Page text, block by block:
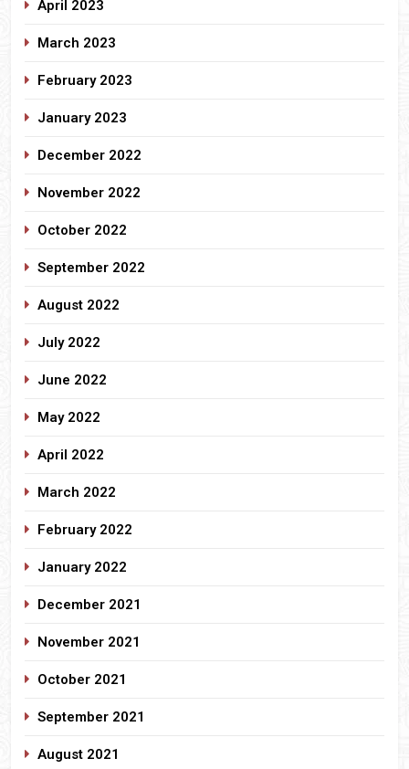
April 2023
March 2023
February 2023
January 2023
December 2022
November 2022
October 2022
September 2022
August 2022
July 2022
June 2022
May 2022
April 2022
March 2022
February 2022
January 2022
December 2021
November 2021
October 2021
September 2021
August 2021